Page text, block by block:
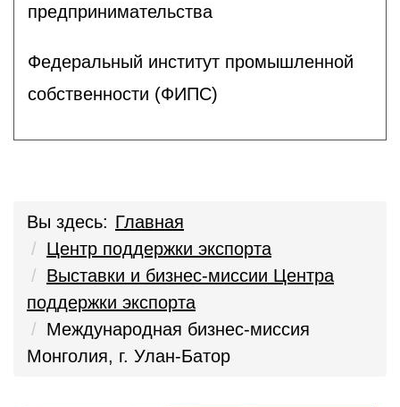
предпринимательства
Федеральный институт промышленной
собственности (ФИПС)
Вы здесь: Главная
Центр поддержки экспорта
Выставки и бизнес-миссии Центра
поддержки экспорта
Международная бизнес-миссия
Монголия, г. Улан-Батор